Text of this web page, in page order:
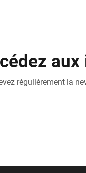
régulièrement la